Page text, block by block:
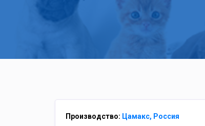
Производство: Цамакс, Россия